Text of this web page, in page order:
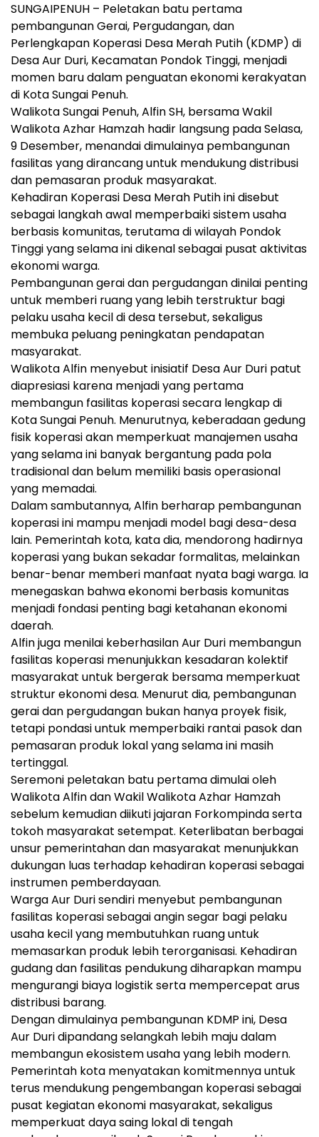
SUNGAIPENUH – Peletakan batu pertama
pembangunan Gerai, Pergudangan, dan
Perlengkapan Koperasi Desa Merah Putih (KDMP) di
Desa Aur Duri, Kecamatan Pondok Tinggi, menjadi
momen baru dalam penguatan ekonomi kerakyatan
di Kota Sungai Penuh.
Walikota Sungai Penuh, Alfin SH, bersama Wakil
Walikota Azhar Hamzah hadir langsung pada Selasa,
9 Desember, menandai dimulainya pembangunan
fasilitas yang dirancang untuk mendukung distribusi
dan pemasaran produk masyarakat.
Kehadiran Koperasi Desa Merah Putih ini disebut
sebagai langkah awal memperbaiki sistem usaha
berbasis komunitas, terutama di wilayah Pondok
Tinggi yang selama ini dikenal sebagai pusat aktivitas
ekonomi warga.
Pembangunan gerai dan pergudangan dinilai penting
untuk memberi ruang yang lebih terstruktur bagi
pelaku usaha kecil di desa tersebut, sekaligus
membuka peluang peningkatan pendapatan
masyarakat.
Walikota Alfin menyebut inisiatif Desa Aur Duri patut
diapresiasi karena menjadi yang pertama
membangun fasilitas koperasi secara lengkap di
Kota Sungai Penuh. Menurutnya, keberadaan gedung
fisik koperasi akan memperkuat manajemen usaha
yang selama ini banyak bergantung pada pola
tradisional dan belum memiliki basis operasional
yang memadai.
Dalam sambutannya, Alfin berharap pembangunan
koperasi ini mampu menjadi model bagi desa-desa
lain. Pemerintah kota, kata dia, mendorong hadirnya
koperasi yang bukan sekadar formalitas, melainkan
benar-benar memberi manfaat nyata bagi warga. Ia
menegaskan bahwa ekonomi berbasis komunitas
menjadi fondasi penting bagi ketahanan ekonomi
daerah.
Alfin juga menilai keberhasilan Aur Duri membangun
fasilitas koperasi menunjukkan kesadaran kolektif
masyarakat untuk bergerak bersama memperkuat
struktur ekonomi desa. Menurut dia, pembangunan
gerai dan pergudangan bukan hanya proyek fisik,
tetapi pondasi untuk memperbaiki rantai pasok dan
pemasaran produk lokal yang selama ini masih
tertinggal.
Seremoni peletakan batu pertama dimulai oleh
Walikota Alfin dan Wakil Walikota Azhar Hamzah
sebelum kemudian diikuti jajaran Forkompinda serta
tokoh masyarakat setempat. Keterlibatan berbagai
unsur pemerintahan dan masyarakat menunjukkan
dukungan luas terhadap kehadiran koperasi sebagai
instrumen pemberdayaan.
Warga Aur Duri sendiri menyebut pembangunan
fasilitas koperasi sebagai angin segar bagi pelaku
usaha kecil yang membutuhkan ruang untuk
memasarkan produk lebih terorganisasi. Kehadiran
gudang dan fasilitas pendukung diharapkan mampu
mengurangi biaya logistik serta mempercepat arus
distribusi barang.
Dengan dimulainya pembangunan KDMP ini, Desa
Aur Duri dipandang selangkah lebih maju dalam
membangun ekosistem usaha yang lebih modern.
Pemerintah kota menyatakan komitmennya untuk
terus mendukung pengembangan koperasi sebagai
pusat kegiatan ekonomi masyarakat, sekaligus
memperkuat daya saing lokal di tengah